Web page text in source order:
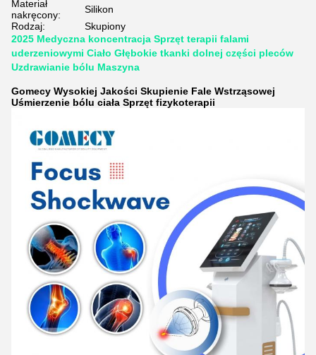
Materiał
nakręcony:
Silikon
Rodzaj:
Skupiony
2025 Medyczna koncentracja Sprzęt terapii falami
uderzeniowymi Ciało Głębokie tkanki dolnej części pleców
Uzdrawianie bólu Maszyna
Gomecy Wysokiej Jakości Skupienie Fale Wstrząsowej
Uśmierzenie bólu ciała Sprzęt fizykoterapii